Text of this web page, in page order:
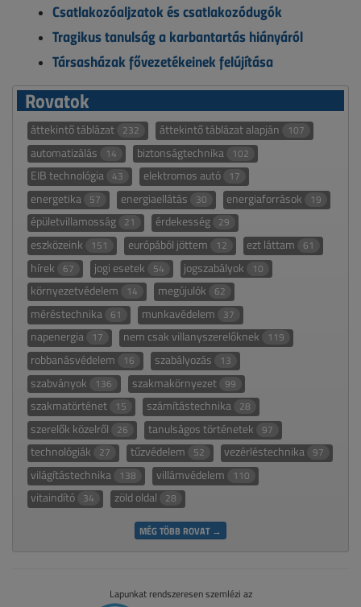
Csatlakozóaljzatok és csatlakozódugók
Tragikus tanulság a karbantartás hiányáról
Társasházak fővezetékeinek felújítása
Rovatok
áttekintő táblázat 232 áttekintő táblázat alapján 107
automatizálás 14 biztonságtechnika 102
EIB technológia 43 elektromos autó 17
energetika 57 energiaellátás 30 energiaforrások 19
épületvillamosság 21 érdekesség 29
eszközeink 151 európából jöttem 12 ezt láttam 61
hírek 67 jogi esetek 54 jogszabályok 10
környezetvédelem 14 megújulók 62
méréstechnika 61 munkavédelem 37
napenergia 17 nem csak villanyszerelőknek 119
robbanásvédelem 16 szabályozás 13
szabványok 136 szakmakörnyezet 99
szakmatörténet 15 számítástechnika 28
szerelők közelről 26 tanulságos történetek 97
technológiák 27 tűzvédelem 52 vezérléstechnika 97
világítástechnika 138 villámvédelem 110
vitaindító 34 zöld oldal 28
MÉG TÖBB ROVAT →
Lapunkat rendszeresen szemlézi az